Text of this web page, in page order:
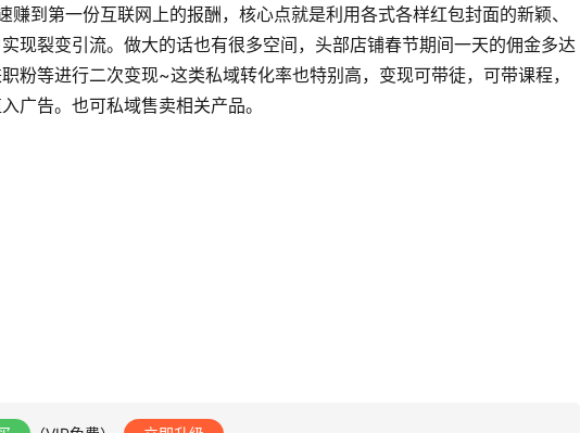
到第一份互联网上的报酬，核心点就是利用各式各样红包封面的新颖、
现裂变引流。做大的话也有很多空间，头部店铺春节期间一天的佣金多达
粉等进行二次变现~这类私域转化率也特别高，变现可带徒，可带课程，
广告。也可私域售卖相关产品。